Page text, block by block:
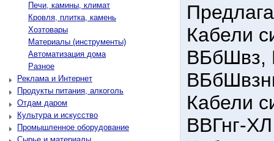
Печи, камины, климат
Кровля, плитка, камень
Хозтовары
Материалы (инструменты)
Автоматизация дома
Разное
Реклама и Интернет
Продукты питания, алкоголь
Отдам даром
Культура и искусство
Промышленное оборудование
Кабели
ВБбШвз,
Кабели
ВВГнг-